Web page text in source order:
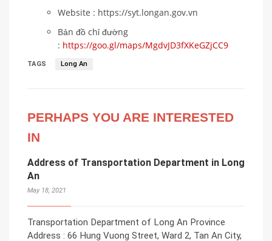
Website : https://syt.longan.gov.vn
Bản đồ chỉ đường
: https://goo.gl/maps/MgdvJD3fXKeGZjCC9
TAGS Long An
PERHAPS YOU ARE INTERESTED
IN
Address of Transportation Department in Long
An
May 18, 2021
Transportation Department of Long An Province
Address : 66 Hung Vuong Street, Ward 2, Tan An City,